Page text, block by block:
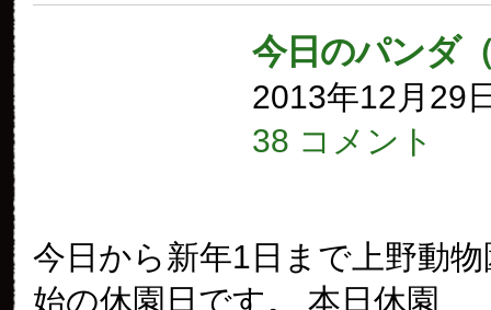
今日のパンダ
2013年12月29
38 コメント
今日から新年1日まで上野動
始の休園日です。 本日休園